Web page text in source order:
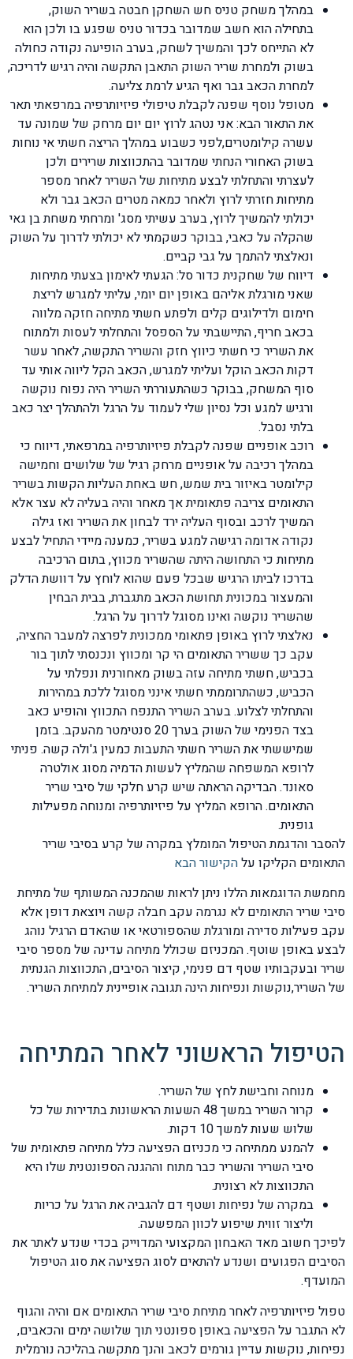
במהלך משחק טניס חש השחקן חבטה בשריר השוק,
בתחילה הוא חשב שמדובר בכדור טניס שפגע בו ולכן הוא
לא התייחס לכך והמשיך לשחק, בערב הופיעה נקודה כחולה
בשוק ולמחרת שריר השוק התאבן התקשה והיה רגיש לדריכה,
למחרת הכאב גבר ואף הגיע לרמת צליעה.
מטופל נוסף שפנה לקבלת טיפולי פיזיותרפיה במרפאתי תאר
את התאור הבא: אני נטהג לרוץ יום יום מרחק של שמונה עד
עשרה קילומטרים,לפני כשבוע במהלך הריצה חשתי אי נוחות
בשוק האחורי הנחתי שמדובר בהתכווצות שרירים ולכן
לעצרתי והתחלתי לבצע מתיחות של השריר לאחר מספר
מתיחות חזרתי לרוץ ולאחר כמאה מטרים הכאב גבר ולא
יכולתי להמשיך לרוץ, בערב עשיתי מסג' ומרחתי משחת בן גאי
שהקלה על כאבי, בבוקר כשקמתי לא יכולתי לדרוך על השוק
ונאלצתי להתמך על גבי קביים.
דיווח של שחקנית כדור סל: הגעתי לאימון בצעתי מתיחות
שאני מורגלת אליהם באופן יום יומי, עליתי למגרש לריצת
חימום ולדילוגים קלים ולפתע חשתי מתיחה חזקה מלווה
בכאב חריף, התיישבתי על הספסל והתחלתי לעסות ולמתוח
את השריר כי חשתי כיווץ חזק והשריר התקשה, לאחר עשר
דקות הכאב הוקל ועליתי למגרש, הכאב הקל ליווה אותי עד
סוף המשחק, בבוקר כשהתעוררתי השריר היה נפוח נוקשה
ורגיש למגע וכל נסיון שלי לעמוד על הרגל ולהתהלך יצר כאב
בלתי נסבל.
רוכב אופניים שפנה לקבלת פיזיותרפיה במרפאתי, דיווח כי
במהלך רכיבה על אופניים מרחק רגיל של שלושים וחמישה
קילומטר באיזור בית שמש, חש באחת העליות הקשות בשריר
התאומים צריבה פתאומית אך מאחר והיה בעליה לא עצר אלא
המשיך לרכב ובסוף העליה ירד לבחון את השריר ואז גילה
נקודה אדומה רגישה למגע בשריר, כמענה מיידי התחיל לבצע
מתיחות כי התחושה היתה שהשריר מכווץ, בתום הרכיבה
בדרכו לביתו הרגיש שבכל פעם שהוא לוחץ על דוושת הדלק
והמעצור במכונית תחושת הכאב מתגברת, בבית הבחין
שהשריר נוקשה ואינו מסוגל לדרוך על הרגל.
נאלצתי לרוץ באופן פתאומי ממכונית לפרצה למעבר החציה,
עקב כך ששריר התאומים הי קר ומכווץ ונכנסתי לתוך בור
בכביש, חשתי מתיחה עזה בשוק מאחורנית ונפלתי על
הכביש, כשהתרוממתי חשתי אינני מסוגל ללכת במהירות
והתחלתי לצלוע. בערב השריר התנפח התכווץ והופיע כאב
בצד הפנימי של השוק בערך 20 סנטימטר מהעקב. בזמן
שמיששתי את השריר חשתי התעבות כמעין ג'ולה קשה. פניתי
לרופא המשפחה שהמליץ לעשות הדמיה מסוג אולטרה
סאונד. הבדיקה הראתה שיש קרע חלקי של סיבי שריר
התאומים. הרופא המליץ על פיזיותרפיה ומנוחה מפעילות
גופנית.
להסבר והדגמת הטיפול המומלץ במקרה של קרע בסיבי שריר
התאומים הקליקו עלהקישור הבא
מחמשת הדוגמאות הללו ניתן לראות שהמכנה המשותף של מתיחת
סיבי שריר התאומים לא נגרמה עקב חבלה קשה ויוצאת דופן אלא
עקב פעילות סדירה ומורגלת שהספורטאי או שהאדם הרגיל נוהג
לבצע באופן שוטף. המכניזם שכולל מתיחה עדינה של מספר סיבי
שריר ובעקבותיו שטף דם פנימי, קיצור הסיבים, התכווצות הגנתית
של השריר,נוקשות ונפיחות הינה תגובה אופיינית למתיחת השריר.
הטיפול הראשוני לאחר המתיחה
מנוחה וחבישת לחץ של השריר.
קרור השריר במשך 48 השעות הראשונות בתדירות של כל
שלוש שעות למשך 10 דקות.
להמנע ממתיחה כי מכניזם הפציעה כלל מתיחה פתאומית של
סיבי השריר והשריר כבר מתוח וההגנה הספונטנית שלו היא
התכווצות לא רצונית.
במקרה של נפיחות ושטף דם להגביה את הרגל על כריות
וליצור זווית שיפוע לכוון המפשעה.
לפיכך חשוב מאד האבחון המקצועי המדוייק בכדי שנדע לאתר את
הסיבים הפגועים ושנדע להתאים לסוג הפציעה את סוג הטיפול
המועדף.
טפול פיזיותרפיה לאחר מתיחת סיבי שריר התאומים אם והיה והגוף
לא התגבר על הפציעה באופן ספונטני תוך שלושה ימים והכאבים,
נפיחות, נוקשות עדיין גורמים לכאב והנך מתקשה בהליכה נורמלית